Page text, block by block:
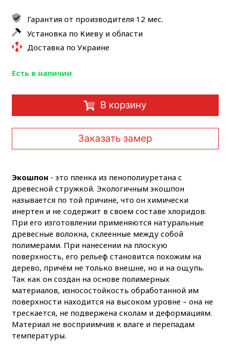
Гарантия от производителя 12 мес.
Установка по Киеву и области
Доставка по Украине
Есть в наличии
В корзину
Заказать замер
Экошпон- это пленка из пенополиуретана с
древесной стружкой. Экологичным экошпон
называется по той причине, что он химически
инертен и не содержит в своем составе хлоридов.
При его изготовлении применяются натуральные
древесные волокна, склеенные между собой
полимерами. При нанесении на плоскую
поверхность, его рельеф становится похожим на
дерево, причём не только внешне, но и на ощупь.
Так как он создан на основе полимерных
материалов, износостойкость обработанной им
поверхности находится на высоком уровне – она не
трескается, не подвержена сколам и деформациям.
Материал не восприимчив к влаге и перепадам
температуры.